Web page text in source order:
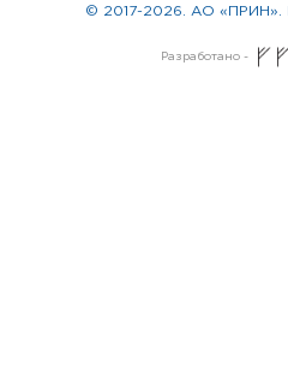
Разработано -
© 2017-2026. АО «ПРИН».